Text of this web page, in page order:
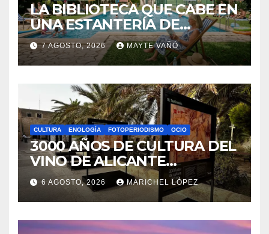
LA BIBLIOTECA QUE CABE EN
UNA ESTANTERÍA DE
WALLAPOP
7 AGOSTO, 2026 MAYTE VAÑÓ
CULTURA ENOLOGÍA FOTOPERIODISMO OCIO
3000 AÑOS DE CULTURA DEL
VINO DE ALICANTE
RENACEN EN EL CASTILLO
DE SANTA BÁRBARA
6 AGOSTO, 2026 MARICHEL LÓPEZ